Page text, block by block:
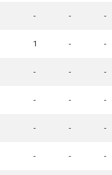
- - -
1 - -
- - -
- - -
- - -
- - -